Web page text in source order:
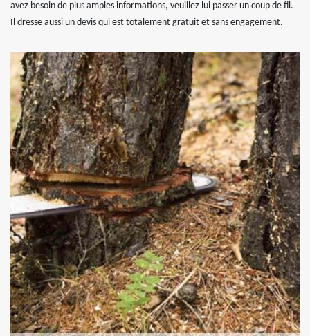
avez besoin de plus amples informations, veuillez lui passer un coup de fil.
Il dresse aussi un devis qui est totalement gratuit et sans engagement.